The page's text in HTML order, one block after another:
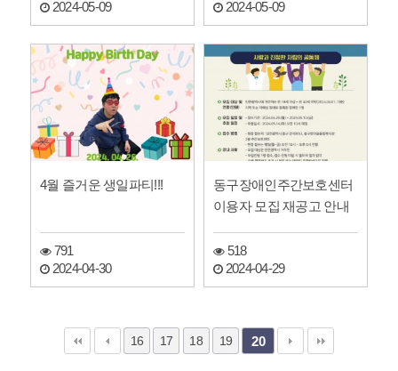
2024-05-09
2024-05-09
4월 즐거운 생일파티!!!
791
2024-04-30
동구장애인주간보호센터
이용자 모집 재공고 안내
518
2024-04-29
16 17 18 19 20